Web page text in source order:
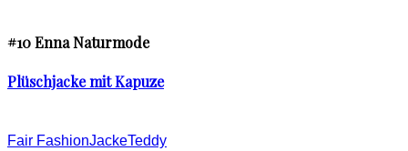
#10 Enna Naturmode
Plüschjacke mit Kapuze
Fair FashionJackeTeddy